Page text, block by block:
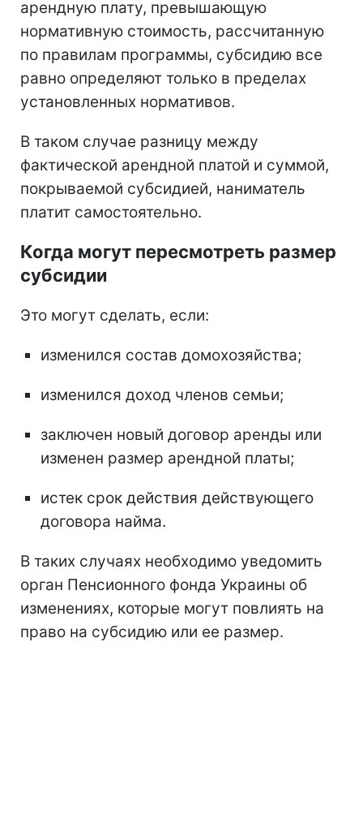
арендную плату, превышающую
нормативную стоимость, рассчитанную
по правилам программы, субсидию все
равно определяют только в пределах
установленных нормативов.
В таком случае разницу между
фактической арендной платой и суммой,
покрываемой субсидией, наниматель
платит самостоятельно.
Когда могут пересмотреть размер
субсидии
Это могут сделать, если:
изменился состав домохозяйства;
изменился доход членов семьи;
заключен новый договор аренды или
изменен размер арендной платы;
истек срок действия действующего
договора найма.
В таких случаях необходимо уведомить
орган Пенсионного фонда Украины об
изменениях, которые могут повлиять на
право на субсидию или ее размер.